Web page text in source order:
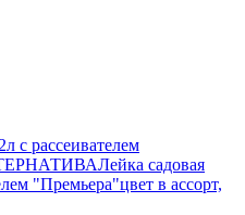
с рассеивателем
Лейка садовая
"Премьера"цвет в ассорт,